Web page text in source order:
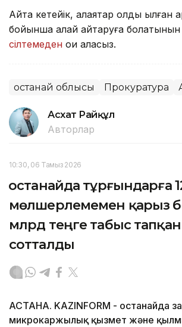
Айта кетейік, алаяқтар қолды қылған
бойынша қалай қайтаруға
сілтемеден оқи аласыз.
Қостанай облысы Прокуратура
Асхат Райқұл
Авторлар
10:30, 06 Тамыз 2026
Қостанайда тұрғындарға
мөлшерлемемен қарыз
млрд теңге табыс
сотталды
АСТАНА. KAZINFORM - Қостанайда
микрокаржылық қызмет және